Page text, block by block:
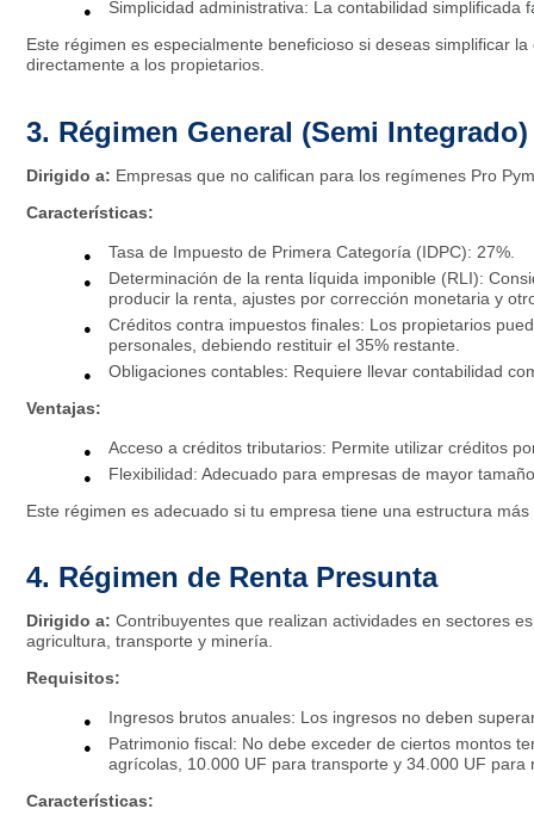
Simplicidad administrativa: La contabilidad
Este régimen es especialmente beneficioso si deseas simplificar
directamente a los propietarios.​
3. Régimen General (Semi Integrado)
Dirigido a: Empresas que no califican para los regímenes Pro
Características:
Tasa de Impuesto de Primera Categoría (IDPC): 27%.
Determinación de la renta líquida imponible (RLI):
producir la renta, ajustes por corrección monetaria y
Créditos contra impuestos finales: Los propietarios
personales, debiendo restituir el 35% restante.
Obligaciones contables: Requiere llevar contabilidad
Ventajas:
Acceso a créditos tributarios: Permite utilizar créditos
Flexibilidad: Adecuado para empresas de mayor
Este régimen es adecuado si tu empresa tiene una estructura
4. Régimen de Renta Presunta
Dirigido a: Contribuyentes que realizan actividades en sectores
agricultura, transporte y minería.
Requisitos:
Ingresos brutos anuales: Los ingresos no deben
Patrimonio fiscal: No debe exceder de ciertos montos
agrícolas, 10.000 UF para transporte y 34.000 UF para
Características: